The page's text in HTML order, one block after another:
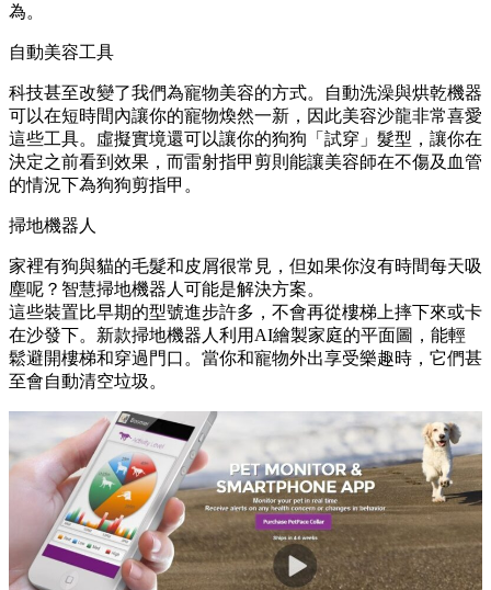
為。
自動美容工具
科技甚至改變了我們為寵物美容的方式。自動洗澡與烘乾機器
可以在短時間內讓你的寵物煥然一新，因此美容沙龍非常喜愛
這些工具。虛擬實境還可以讓你的狗狗「試穿」髮型，讓你在
決定之前看到效果，而雷射指甲剪則能讓美容師在不傷及血管
的情況下為狗狗剪指甲。
掃地機器人
家裡有狗與貓的毛髮和皮屑很常見，但如果你沒有時間每天吸
塵呢？智慧掃地機器人可能是解決方案。
這些裝置比早期的型號進步許多，不會再從樓梯上摔下來或卡
在沙發下。新款掃地機器人利用AI繪製家庭的平面圖，能輕
鬆避開樓梯和穿過門口。當你和寵物外出享受樂趣時，它們甚
至會自動清空垃圾。